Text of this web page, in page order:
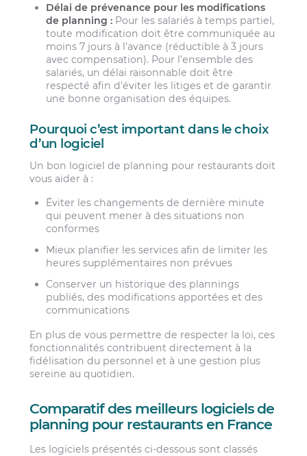
Délai de prévenance pour les modifications
de planning : Pour les salariés à temps partiel,
toute modification doit être communiquée au
moins 7 jours à l’avance (réductible à 3 jours
avec compensation). Pour l’ensemble des
salariés, un délai raisonnable doit être
respecté afin d’éviter les litiges et de garantir
une bonne organisation des équipes.
Pourquoi c’est important dans le choix
d’un logiciel
Un bon logiciel de planning pour restaurants doit
vous aider à :
Éviter les changements de dernière minute
qui peuvent mener à des situations non
conformes
Mieux planifier les services afin de limiter les
heures supplémentaires non prévues
Conserver un historique des plannings
publiés, des modifications apportées et des
communications
En plus de vous permettre de respecter la loi, ces
fonctionnalités contribuent directement à la
fidélisation du personnel et à une gestion plus
sereine au quotidien.
Comparatif des meilleurs logiciels de
planning pour restaurants en France
Les logiciels présentés ci-dessous sont classés